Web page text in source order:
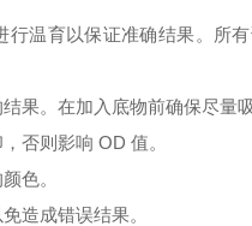
行温育以保证准确结果。所
果。在加入底物前确保尽量
否则影响 OD 值。
色。
造成错误结果。